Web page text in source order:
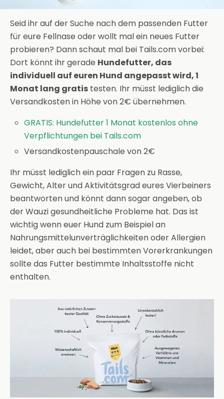
Seid ihr auf der Suche nach dem passenden Futter
für eure Fellnase oder wollt mal ein neues Futter
probieren? Dann schaut mal bei Tails.com vorbei:
Dort könnt ihr gerade Hundefutter, das
individuell auf euren Hund angepasst wird, 1
Monat lang gratis testen. Ihr müsst lediglich die
Versandkosten in Höhe von 2€ übernehmen.
GRATIS: Hundefutter 1 Monat kostenlos ohne
Verpflichtungen bei Tails.com
Versandkostenpauschale von 2€
Ihr müsst lediglich ein paar Fragen zu Rasse,
Gewicht, Alter und Aktivitätsgrad eures Vierbeiners
beantworten und könnt dann sogar angeben, ob
der Wauzi gesundheitliche Probleme hat. Das ist
wichtig wenn euer Hund zum Beispiel an
Nahrungsmittelunverträglichkeiten oder Allergien
leidet, aber auch bei bestimmten Vorerkrankungen
sollte das Futter bestimmte Inhaltsstoffe nicht
enthalten.